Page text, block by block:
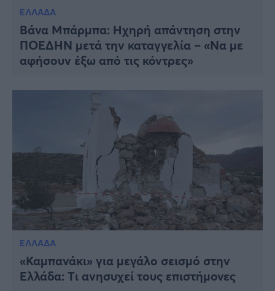
ΕΛΛΑΔΑ
Βάνα Μπάρμπα: Ηχηρή απάντηση στην
ΠΟΕΔΗΝ μετά την καταγγελία – «Να με
αφήσουν έξω από τις κόντρες»
ΕΛΛΑΔΑ
«Καμπανάκι» για μεγάλο σεισμό στην
Ελλάδα: Tι ανησυχεί τους επιστήμονες